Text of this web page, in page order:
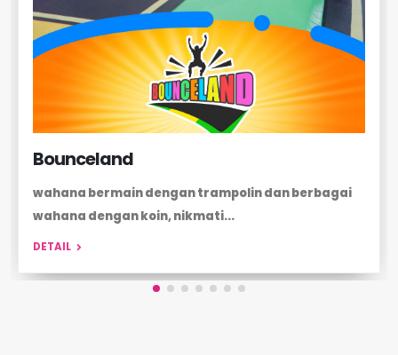
Ice Land
wahana bermain ice skating dengan sensasi yang
lebih menarik, ice...
DETAIL